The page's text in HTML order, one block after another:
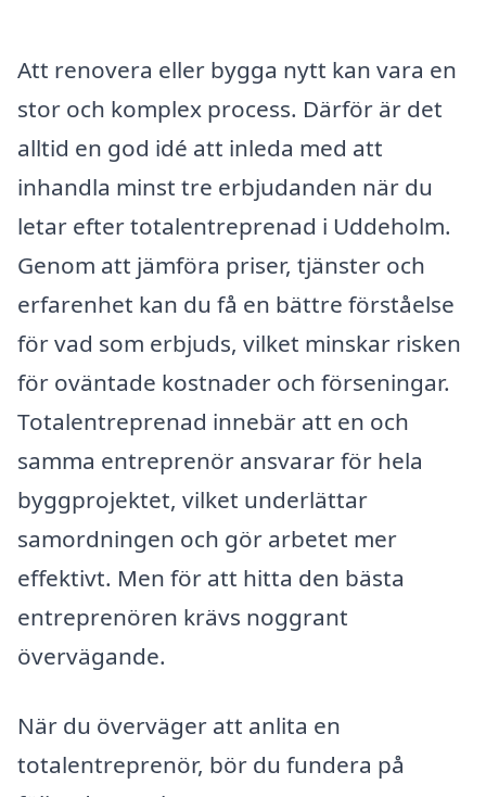
Att renovera eller bygga nytt kan vara en
stor och komplex process. Därför är det
alltid en god idé att inleda med att
inhandla minst tre erbjudanden när du
letar efter totalentreprenad i Uddeholm.
Genom att jämföra priser, tjänster och
erfarenhet kan du få en bättre förståelse
för vad som erbjuds, vilket minskar risken
för oväntade kostnader och förseningar.
Totalentreprenad innebär att en och
samma entreprenör ansvarar för hela
byggprojektet, vilket underlättar
samordningen och gör arbetet mer
effektivt. Men för att hitta den bästa
entreprenören krävs noggrant
övervägande.
När du överväger att anlita en
totalentreprenör, bör du fundera på